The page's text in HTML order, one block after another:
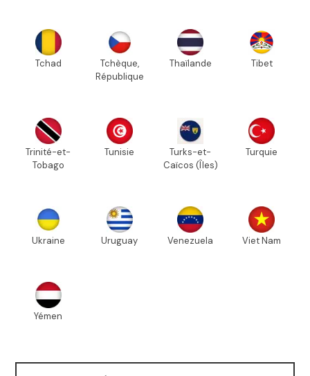
Tchad
Tchèque,
République
Thaïlande Tibet
Trinité-et-
Tobago
Tunisie
Turks-et-
Caïcos (Îles)
Turquie
Ukraine Uruguay Venezuela Viet Nam
Yémen